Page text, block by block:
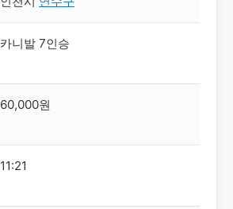
카니발 7인승
60,000원
11:21